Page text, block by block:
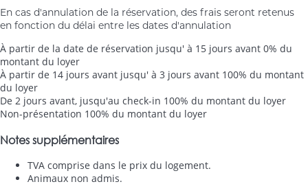
En cas d'annulation de la réservation, des frais seront retenus
en fonction du délai entre les dates d'annulation
À partir de la date de réservation jusqu' à 15 jours avant 0% du
montant du loyer
À partir de 14 jours avant jusqu' à 3 jours avant 100% du montant
du loyer
De 2 jours avant, jusqu'au check-in 100% du montant du loyer
Non-présentation 100% du montant du loyer
Notes supplémentaires
TVA comprise dans le prix du logement.
Animaux non admis.